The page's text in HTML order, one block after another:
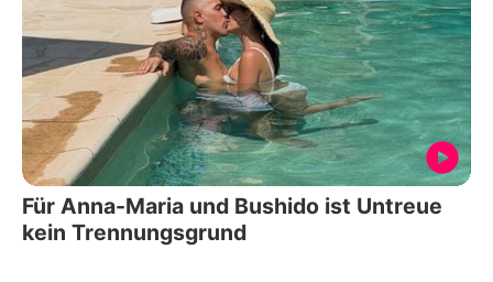
Für Anna-Maria und Bushido ist Untreue
kein Trennungsgrund